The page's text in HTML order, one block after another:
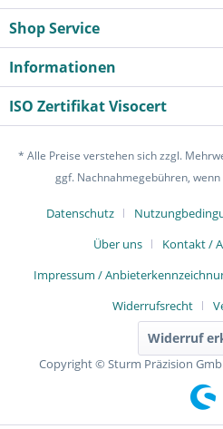
Shop Service
Informationen
ISO Zertifikat Visocert
* Alle Preise verstehen sich zzgl.
ggf. Nachnahmegebühren,
Datenschutz
Über uns
Kontakt /
Impressum /
Widerrufsrecht
Widerruf
Copyright © Sturm Präzision